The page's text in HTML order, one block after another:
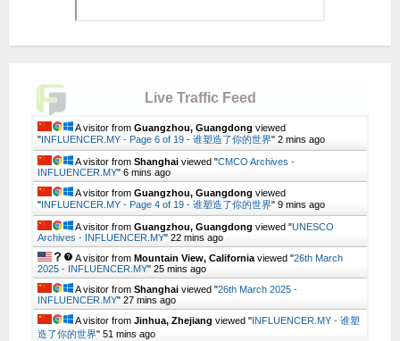
Live Traffic Feed
A visitor from Guangzhou, Guangdong viewed
"INFLUENCER.MY - Page 6 of 19 - 谁塑造了你的世界" 2 mins ago
A visitor from Shanghai viewed "CMCO Archives -
INFLUENCER.MY" 6 mins ago
A visitor from Guangzhou, Guangdong viewed
"INFLUENCER.MY - Page 4 of 19 - 谁塑造了你的世界" 9 mins ago
A visitor from Guangzhou, Guangdong viewed "UNESCO
Archives - INFLUENCER.MY" 22 mins ago
A visitor from Mountain View, California viewed "26th March
2025 - INFLUENCER.MY" 25 mins ago
A visitor from Shanghai viewed "26th March 2025 -
INFLUENCER.MY" 27 mins ago
A visitor from Jinhua, Zhejiang viewed "INFLUENCER.MY - 谁塑
造了你的世界" 51 mins ago